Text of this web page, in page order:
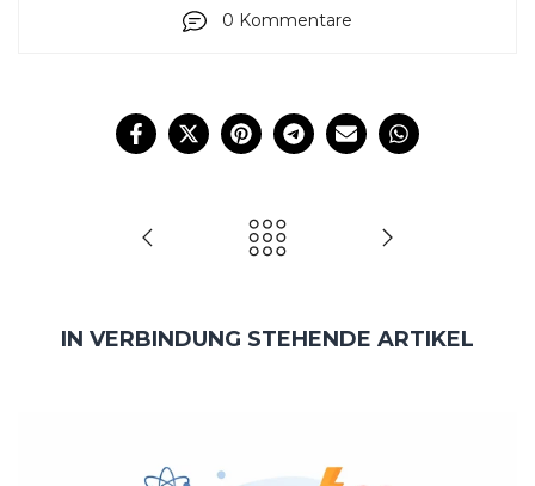
0 Kommentare
IN VERBINDUNG STEHENDE ARTIKEL